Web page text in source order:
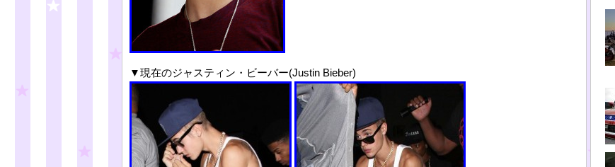
▼現在のジャスティン・ビーバー(Justin Bieber)